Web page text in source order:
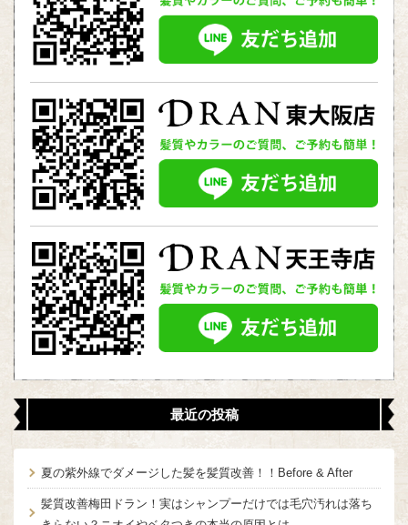
最近の投稿
夏の紫外線でダメージした髪を髪質改善！！Before & After
髪質改善梅田ドラン！実はシャンプーだけでは毛穴汚れは落ち